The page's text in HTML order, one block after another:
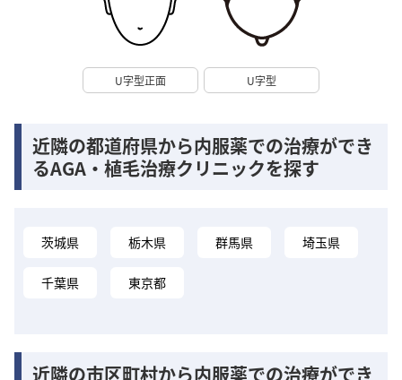
U字型正面 U字型
近隣の都道府県から内服薬での治療ができ
るAGA・植毛治療クリニックを探す
茨城県 栃木県 群馬県 埼玉県
千葉県 東京都
近隣の市区町村から内服薬での治療ができ